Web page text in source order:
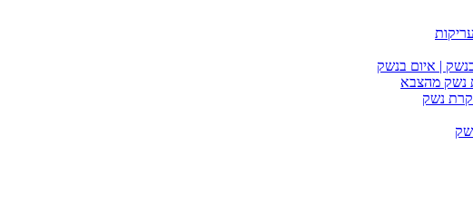
| איום בנשק
נשק מהצבא
נשק